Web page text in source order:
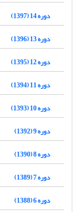
دوره 14 (1397)
دوره 13 (1396)
دوره 12 (1395)
دوره 11 (1394)
دوره 10 (1393)
دوره 9 (1392)
دوره 8 (1390)
دوره 7 (1389)
دوره 6 (1388)